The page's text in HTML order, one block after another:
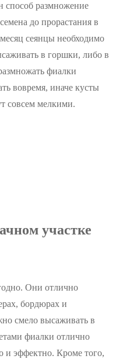
способ размножение
до прорастания в
сеянцы необходимо
в горшки, либо в
фиалки
вовремя, иначе кусты
совсем мелкими.
участке
Они отлично
бордюрах и
смело высаживать в
фиалки отлично
и эффектно. Кроме того,